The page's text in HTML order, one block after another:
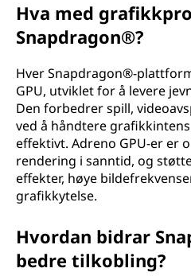
Hva med
Snapdragon®?
Hver Snapdragon®-
GPU, utviklet for å levere
Den forbedrer spill,
ved å håndtere
effektivt. Adreno GPU-er er
rendering i sanntid, og
effekter, høye
grafikkytelse.
Hvordan bidrar
bedre tilkobling?